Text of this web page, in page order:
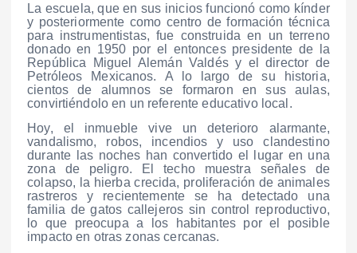
La escuela, que en sus inicios funcionó como kínder
y posteriormente como centro de formación técnica
para instrumentistas, fue construida en un terreno
donado en 1950 por el entonces presidente de la
República Miguel Alemán Valdés y el director de
Petróleos Mexicanos. A lo largo de su historia,
cientos de alumnos se formaron en sus aulas,
convirtiéndolo en un referente educativo local.
Hoy, el inmueble vive un deterioro alarmante,
vandalismo, robos, incendios y uso clandestino
durante las noches han convertido el lugar en una
zona de peligro. El techo muestra señales de
colapso, la hierba crecida, proliferación de animales
rastreros y recientemente se ha detectado una
familia de gatos callejeros sin control reproductivo,
lo que preocupa a los habitantes por el posible
impacto en otras zonas cercanas.